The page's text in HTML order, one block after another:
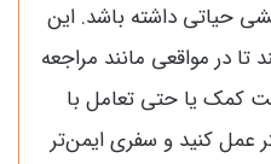
حیاتی داشته باشد. این
در مواقعی مانند مراجعه
کمک یا حتی تعامل با
عمل کنید و سفری ایمن‌تر